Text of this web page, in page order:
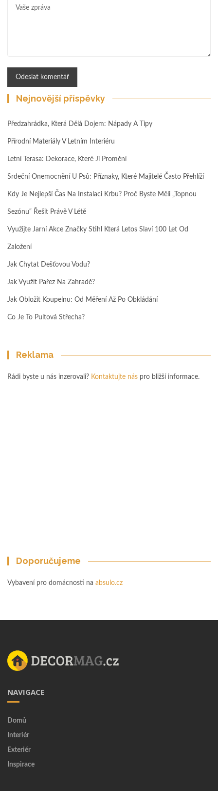
Nejnovější příspěvky
Předzahrádka, Která Dělá Dojem: Nápady A Tipy
Přírodní Materiály V Letním Interiéru
Letní Terasa: Dekorace, Které Ji Promění
Srdeční Onemocnění U Psů: Příznaky, Které Majitelé Často Přehlíží
Kdy Je Nejlepší Čas Na Instalaci Krbu? Proč Byste Měli „topnou
Sezónu“ Řešit Právě V Létě
Využijte Jarní Akce Značky Stihl Která Letos Slaví 100 Let Od
Založení
Jak Chytat Dešťovou Vodu?
Jak Využít Pařez Na Zahradě?
Jak Obložit Koupelnu: Od Měření Až Po Obkládání
Co Je To Pultová Střecha?
Reklama
Rádi byste u nás inzerovali? Kontaktujte nás pro bližší informace.
Doporučujeme
Vybavení pro domácnosti na absulo.cz
NAVIGACE
Domů
Interiér
Exteriér
Inspirace